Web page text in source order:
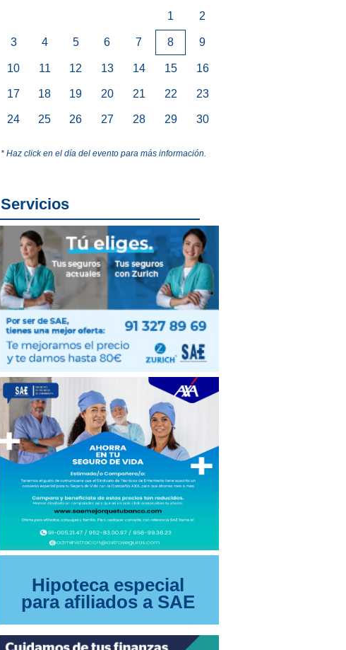
1 2
3 4 5 6 7 8 9
10 11 12 13 14 15 16
17 18 19 20 21 22 23
24 25 26 27 28 29 30
* Haz click en el día del evento para más información.
Servicios
Hipoteca especial
para afiliados a SAE